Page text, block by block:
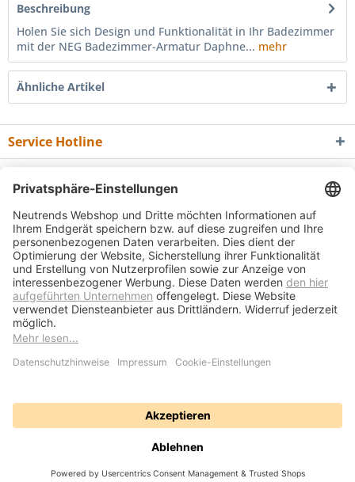
Beschreibung
Holen Sie sich Design und Funktionalität in Ihr Badezimmer
mit der NEG Badezimmer-Armatur Daphne... mehr
Ähnliche Artikel
Service Hotline
Informationen
Newsletter
* Alle Preise inkl. gesetzl. Mehrwertsteuer zzgl.Versandkostenund ggf.
Nachnahmegebühren, wenn nicht anders beschrieben
Bedienungsanleitungen
Kontakt
Vertrag widerrufen
Datenschutz
AGB
Impressum